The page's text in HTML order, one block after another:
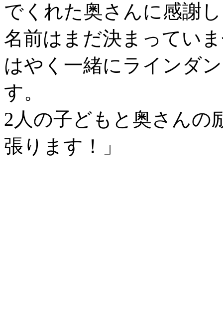
でくれた奥さんに感謝
名前はまだ決まってい
はやく一緒にラインダ
す。
2人の子どもと奥さんの
張ります！」